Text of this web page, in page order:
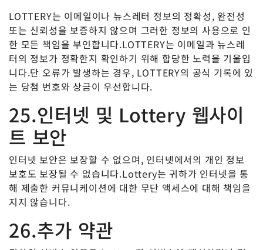
LOTTERY는 이메일이나 뉴스레터 정보의 정확성, 완전성
또는 신뢰성을 보증하지 않으며 그러한 정보의 사용으로 인
한 모든 책임을 부인합니다.LOTTERY는 이메일과 뉴스레
터의 정보가 정확한지 확인하기 위해 합당한 노력을 기울입
니다.단 오류가 발생하는 경우, LOTTERY의 공식 기록에 있
는 당첨 번호와 상금이 우선합니다.
25.인터넷 및 Lottery 웹사이
트 보안
인터넷 보안은 보장할 수 없으며, 인터넷에서의 개인 정보
보호도 보장될 수 없습니다.Lottery는 귀하가 인터넷을 통
해 제출한 커뮤니케이션에 대한 무단 액세스에 대해 책임을
지지 않습니다.
26.추가 약관